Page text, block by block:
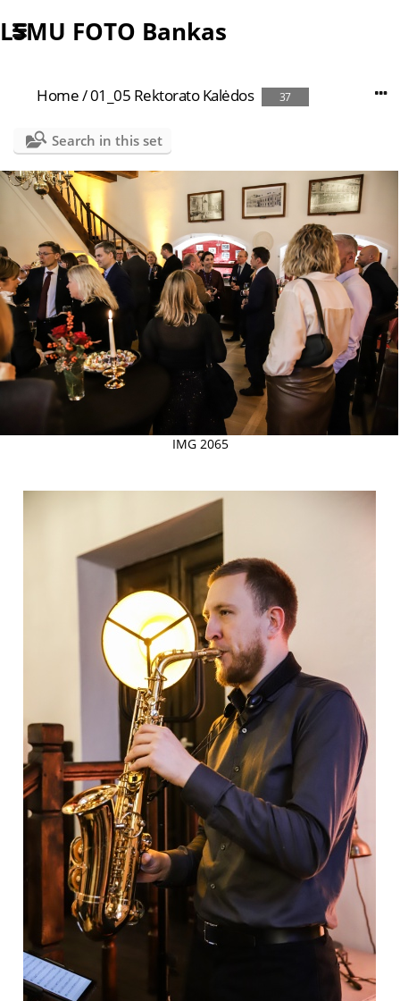
LSMU FOTO Bankas
Home/01_05 Rektorato Kalėdos 37
Search in this set
IMG 2065